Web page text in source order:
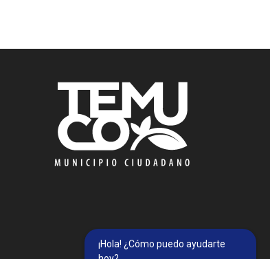
¡Hola! ¿Cómo puedo ayudarte